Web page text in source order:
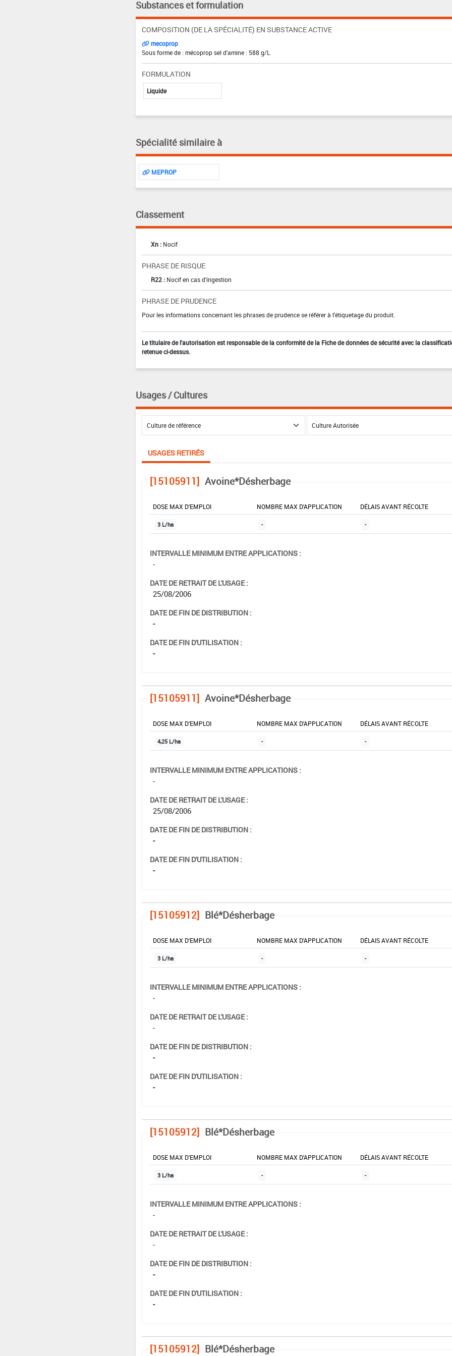
Substances et formulation
COMPOSITION (DE LA SPÉCIALITÉ) EN SUBSTANCE ACTIVE
mecoprop
Sous forme de : mécoprop sel d'amine : 588 g/L
FORMULATION
Liquide
Spécialité similaire à
MEPROP
Classement
Xn : Nocif
PHRASE DE RISQUE
R22 : Nocif en cas d'ingestion
PHRASE DE PRUDENCE
Pour les informations concernant les phrases de prudence se référer à l'étiquetage du produit.
Le titulaire de l'autorisation est responsable de la conformité de la Fiche de données de sécurité avec la
retenue ci-dessus.
Usages / Cultures
USAGES RETIRÉS
[15105911] Avoine*Désherbage
DOSE MAX D'EMPLOI NOMBRE MAX D'APPLICATION DÉLAIS AVANT RÉCOLTE
3 L/ha - -
INTERVALLE MINIMUM ENTRE APPLICATIONS :
-
DATE DE RETRAIT DE L'USAGE :
25/08/2006
DATE DE FIN DE DISTRIBUTION :
-
DATE DE FIN D'UTILISATION :
-
[15105911] Avoine*Désherbage
DOSE MAX D'EMPLOI NOMBRE MAX D'APPLICATION DÉLAIS AVANT RÉCOLTE
4,25 L/ha - -
INTERVALLE MINIMUM ENTRE APPLICATIONS :
-
DATE DE RETRAIT DE L'USAGE :
25/08/2006
DATE DE FIN DE DISTRIBUTION :
-
DATE DE FIN D'UTILISATION :
-
[15105912] Blé*Désherbage
DOSE MAX D'EMPLOI NOMBRE MAX D'APPLICATION DÉLAIS AVANT RÉCOLTE
3 L/ha - -
INTERVALLE MINIMUM ENTRE APPLICATIONS :
-
DATE DE RETRAIT DE L'USAGE :
-
DATE DE FIN DE DISTRIBUTION :
-
DATE DE FIN D'UTILISATION :
-
[15105912] Blé*Désherbage
DOSE MAX D'EMPLOI NOMBRE MAX D'APPLICATION DÉLAIS AVANT RÉCOLTE
3 L/ha - -
INTERVALLE MINIMUM ENTRE APPLICATIONS :
-
DATE DE RETRAIT DE L'USAGE :
-
DATE DE FIN DE DISTRIBUTION :
-
DATE DE FIN D'UTILISATION :
-
[15105912] Blé*Désherbage